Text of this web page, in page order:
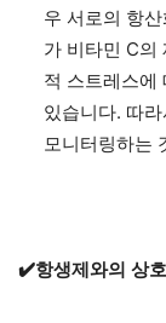
우 서로의 항
가 비타민 C의
적 스트레스에
있습니다. 따
모니터링하는
✔️항생제와의 상